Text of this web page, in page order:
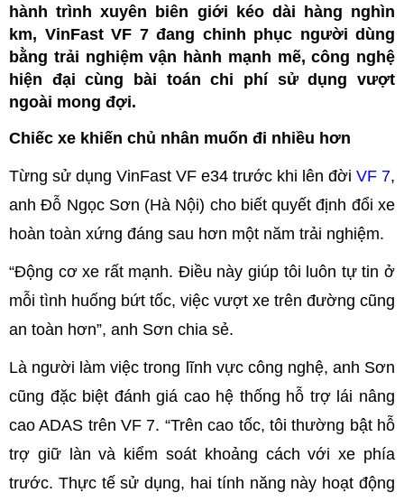
hành trình xuyên biên giới kéo dài hàng nghìn
km, VinFast VF 7 đang chinh phục người dùng
bằng trải nghiệm vận hành mạnh mẽ, công nghệ
hiện đại cùng bài toán chi phí sử dụng vượt
ngoài mong đợi.
Chiếc xe khiến chủ nhân muốn đi nhiều hơn
Từng sử dụng VinFast VF e34 trước khi lên đời VF 7,
anh Đỗ Ngọc Sơn (Hà Nội) cho biết quyết định đổi xe
hoàn toàn xứng đáng sau hơn một năm trải nghiệm.
“Động cơ xe rất mạnh. Điều này giúp tôi luôn tự tin ở
mỗi tình huống bứt tốc, việc vượt xe trên đường cũng
an toàn hơn”, anh Sơn chia sẻ.
Là người làm việc trong lĩnh vực công nghệ, anh Sơn
cũng đặc biệt đánh giá cao hệ thống hỗ trợ lái nâng
cao ADAS trên VF 7. “Trên cao tốc, tôi thường bật hỗ
trợ giữ làn và kiểm soát khoảng cách với xe phía
trước. Thực tế sử dụng, hai tính năng này hoạt động